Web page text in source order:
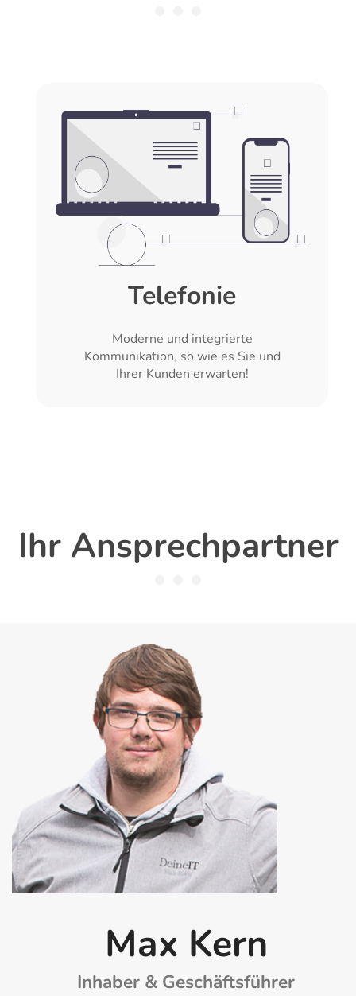
Telefonie
Moderne und integrierte
Kommunikation, so wie es Sie und
Ihrer Kunden erwarten!
Ihr Ansprechpartner
Max Kern
Inhaber & Geschäftsführer